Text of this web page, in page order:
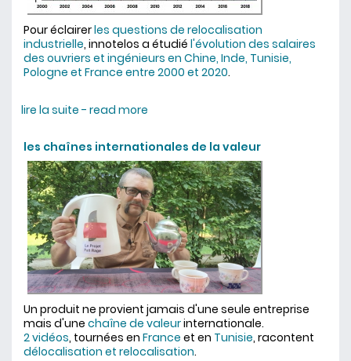
Pour éclairerles questions de relocalisation
industrielle, innotelos a étudié l'évolution des salaires
des ouvriers et ingénieurs en Chine, Inde, Tunisie,
Pologne et France entre 2000 et 2020.
lire la suite - read more
pays ?
les chaînes internationales de la valeur
Un produit ne provient jamais d'une seule entreprise
mais d'une chaîne de valeurinternationale.
2 vidéos, tournées en France et en Tunisie, racontent
délocalisation et relocalisation.